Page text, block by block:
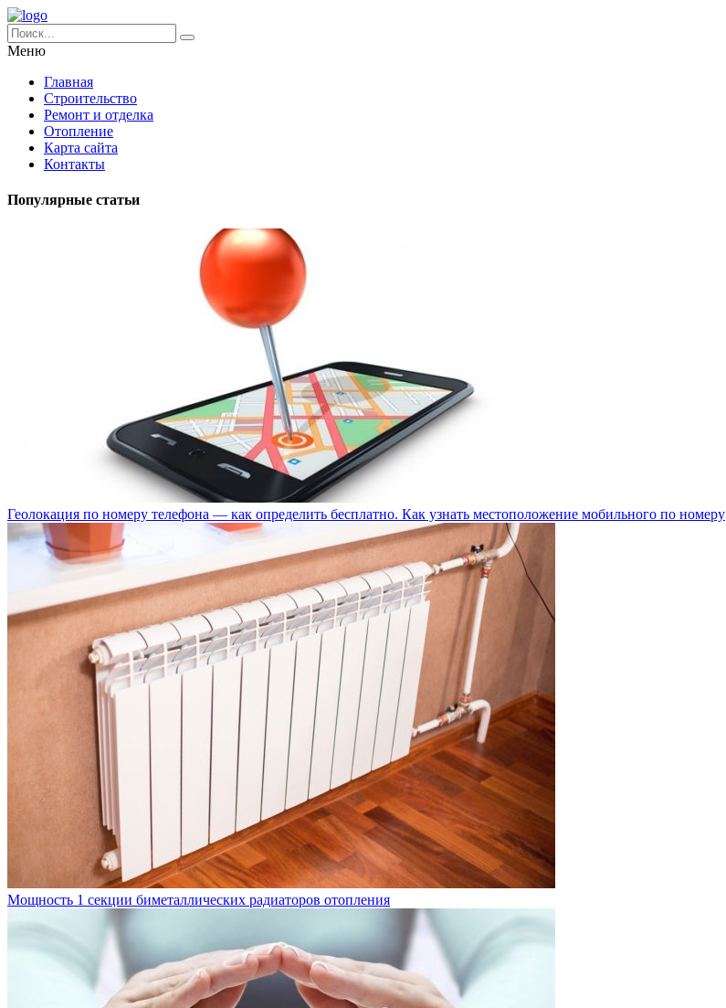
Меню
Главная
Строительство
Ремонт и отделка
Отопление
Карта сайта
Контакты
Популярные статьи
Геолокация по номеру телефона — как определить бесплатно. Как узнать местоположение мобильного по номеру
Мощность 1 секции биметаллических радиаторов отопления